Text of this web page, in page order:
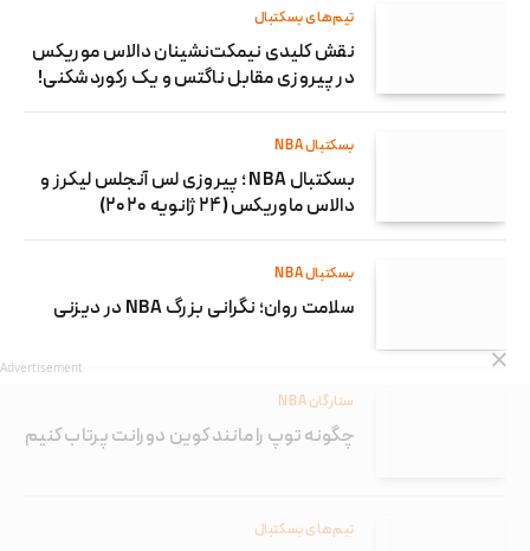
تیم‌های بسکتبال
نقش کلیدی نیمکت‌نشینان دالاس موریکس
در پیروزی مقابل ناگتس و یک رکوردشکنی!
بسکتبال NBA
بسکتبال NBA ؛ پیروزی لس آنجلس لیکرز و
دالاس ماوریکس (۲۴ ژانویه ۲۰۲۰)
بسکتبال NBA
سلامت روان؛ نگرانی بزرگ NBA در دیزنی
ستارگان NBA
چگونه توپ را مانند کوین دورانت پرتاب کنیم
تیم‌های بسکتبال
Advertisement